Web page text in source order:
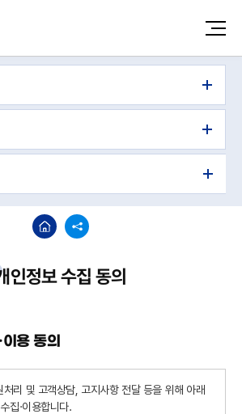
인정보 수집 동의
용 동의
처리 및 고객상담, 고지사항 전달 등을 위해 아래
집·이용합니다.